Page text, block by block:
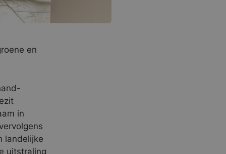
en
in
landelijke
uitstraling